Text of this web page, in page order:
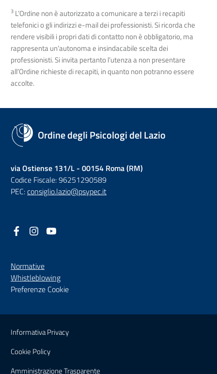
3 L’Ordine non è autorizzato a comunicare a terzi i recapiti
telefonici o gli indirizzi e-mail dei professionisti. Si ricorda che
rendere visibili i propri dati di contatto non è obbligatorio, ma
rappresenta un’autonoma e insindacabile scelta dei
professionisti. Si invita pertanto l’utenza a non presentare
all’Ordine richieste di recapiti, in quanto non potranno essere
accolte.
Ordine degli Psicologi del Lazio
via Ostiense 131/L - 00154 Roma (RM)
Codice Fiscale: 96251290589
PEC:consiglio.lazio@psypec.it
Facebook
(nuova scheda - new tab)
Instagram
(nuova scheda - new tab)
Normative
Whistleblowing(nuova scheda - new tab)
Preferenze Cookie
Sezione Link Utili
Informativa Privacy
Cookie Policy
Amministrazione Trasparente